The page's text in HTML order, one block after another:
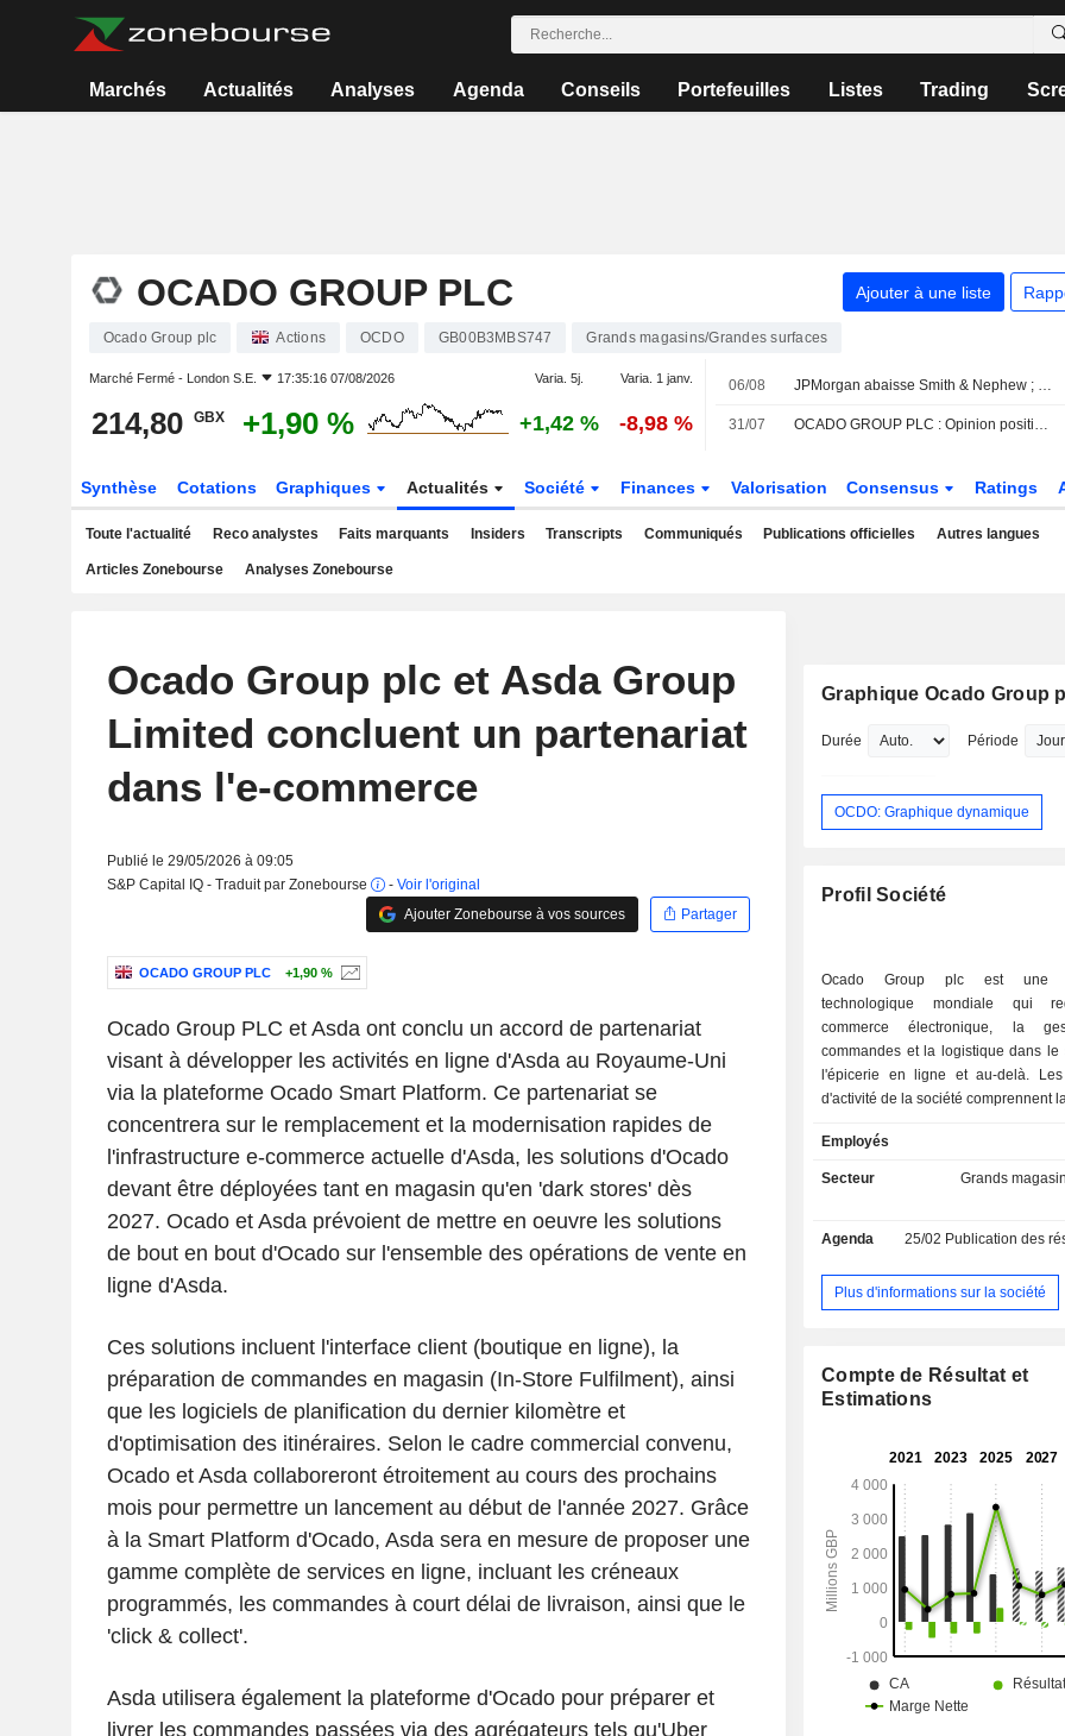
Marchés Actualités Analyses Agenda Conseils Portefeuilles Listes Trading
OCADO GROUP PLC Ajouter à une liste
Ocado Group plc Actions OCDO GB00B3MBS747 Grands magasins/Grandes surfaces
Marché Fermé - London S.E. 17:35:16 07/08/2026 Varia. 5j. Varia. 1 janv.
214,80 GBX +1,90 % +1,42 % -8,98 %
06/08 JPMorgan abaisse Smith & Nephew ; les courtiers plébiscitent Next
31/07 OCADO GROUP PLC : Opinion positive de AlphaValue/Baader Europe
Synthèse Cotations Graphiques Actualités Société Finances Valorisation Consensus Ratings
Toute l'actualité Reco analystes Faits marquants Insiders Transcripts Communiqués Publications officielles Autres langues
Articles Zonebourse Analyses Zonebourse
Ocado Group plc et Asda Group
Limited concluent un partenariat
dans l'e-commerce
Publié le 29/05/2026 à 09:05
S&P Capital IQ - Traduit par Zonebourse
- Voir l'original
Ajouter Zonebourse à vos sources
Partager
OCADO GROUP PLC +1,90 %
Ocado Group PLC et Asda ont conclu un accord de partenariat
visant à développer les activités en ligne d'Asda au Royaume-Uni
via la plateforme Ocado Smart Platform. Ce partenariat se
concentrera sur le remplacement et la modernisation rapides de
l'infrastructure e-commerce actuelle d'Asda, les solutions d'Ocado
devant être déployées tant en magasin qu'en 'dark stores' dès
2027. Ocado et Asda prévoient de mettre en oeuvre les solutions
de bout en bout d'Ocado sur l'ensemble des opérations de vente en
ligne d'Asda.
Ces solutions incluent l'interface client (boutique en ligne), la
préparation de commandes en magasin (In-Store Fulfilment), ainsi
que les logiciels de planification du dernier kilomètre et
d'optimisation des itinéraires. Selon le cadre commercial convenu,
Ocado et Asda collaboreront étroitement au cours des prochains
mois pour permettre un lancement au début de l'année 2027. Grâce
à la Smart Platform d'Ocado, Asda sera en mesure de proposer une
gamme complète de services en ligne, incluant les créneaux
programmés, les commandes à court délai de livraison, ainsi que le
'click & collect'.
Asda utilisera également la plateforme d'Ocado pour préparer et
livrer les commandes passées via des agrégateurs tels qu'Uber
Graphique Ocado Group
Durée Période
OCDO: Graphique dynamique
Profil Société
Ocado Group plc est une
technologique mondiale qui
commerce électronique, la
commandes et la logistique dans le
l'épicerie en ligne et au-delà. Les
d'activité de la société comprennent
Logistique fournit des centres de
commandes (CFC) et des services
des clients au Royaume-Uni (Wm
Le segment Solutions
ligne ainsi que des solutions
stockage et de préparation de
qu’à l’étranger. Les solutions
comprennent Ocado Intelligent
(OSP) est une solution configurable
bout pour le commerce
des commandes et la logistique,
répondre aux exigences de la vente
produits alimentaires. OIA
technologie d’automatisation des
permet aux entreprises de
de pérenniser leurs opérations
Employés
Secteur
Grands
Agenda 25/02 Publication des résultats -
Plus d'informations sur la société
Compte de Résultat et
Estimations